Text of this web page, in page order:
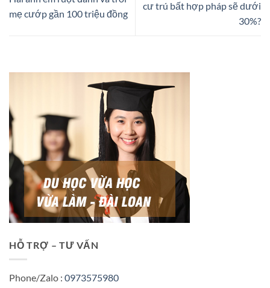
mẹ cướp gần 100 triệu đồng
cư trú bất hợp pháp sẽ dưới
30%?
HỖ TRỢ – TƯ VẤN
Phone/Zalo : 0973575980